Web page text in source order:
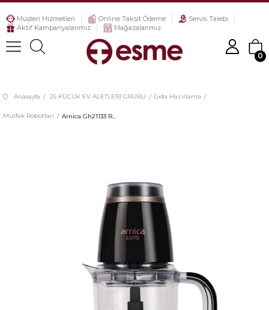
Müşteri Hizmetleri Online Taksit Ödeme
Servis Talebi
Aktif Kampanyalarımız
Mağazalarımız
0
Anasayfa 25 KÜÇÜK EV ALETLERİ GRUBU Gıda Hazırlama
Mutfak Robotları Arnica Gh21133 Rapid Pro Rose